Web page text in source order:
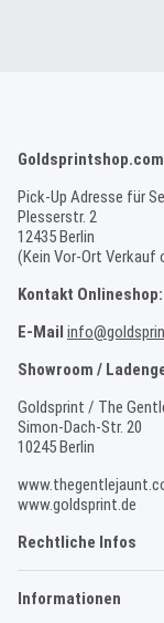
Goldsprintshop.com
Pick-Up Adresse für
Plesserstr. 2
12435 Berlin
(Kein Vor-Ort Verkauf
Kontakt Onlineshop:
E-Mail
Showroom /
Goldsprint / The
Simon-Dach-Str. 20
10245 Berlin
www.goldsprint.de
Rechtliche Infos
Informationen